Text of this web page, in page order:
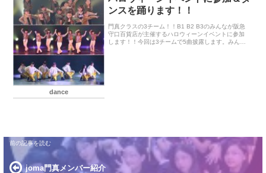
dance
ンスを踊ります！！
門真クラスの3チーム！！B1 B2 B3のみんなが阪急
守口百貨店が主催するハロウィーンイベントに参加
します！！今回は3チームで5曲披露します。みんな
joma門真メンバー紹介